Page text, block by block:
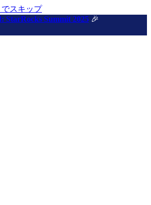
でスキップ
StarRocks Summit 2025 🎉️